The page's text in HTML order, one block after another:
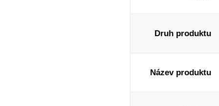
Druh produktu
Název produktu